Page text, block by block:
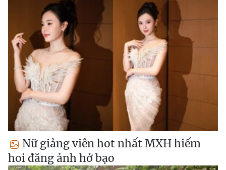
Nữ giảng viên hot nhất MXH hiếm
hoi đăng ảnh hở bạo